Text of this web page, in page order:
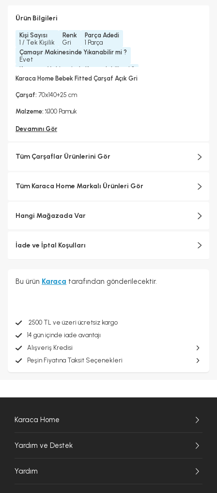
Ürün Bilgileri
Kişi Sayısı
1 / Tek Kişilik
Renk
Gri
Parça Adedi
1 Parça
Çamaşır Makinesinde Yıkanabilir mi ?
Evet
Kurutma Makinesinde Kurutulabilir mi ?
Evet
Evet
Karaca Home Bebek Fitted Çarşaf Açık Gri
Çarşaf: 70x140+25 cm
Malzeme: %100 Pamuk
Devamını Gör
Tüm Çarşaflar Ürünlerini Gör
Tüm Karaca Home Markalı Ürünleri Gör
Hangi Mağazada Var
İade ve İptal Koşulları
Bu ürün Karaca tarafından gönderilecektir.
2500 TL ve üzeri ücretsiz kargo
14 gün içinde iade avantajı
Alışveriş Kredisi
Peşin Fiyatına Taksit Seçenekleri
Karaca Home
Yardım ve Destek
Yardım